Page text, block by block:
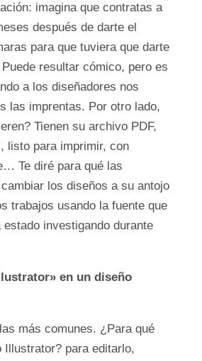
imagina que contratas a
después de darte el
para que tuviera que darte
resultar cómico, pero es
a los diseñadores nos
las imprentas. Por otro lado,
Tienen su archivo PDF,
listo para imprimir, con
Te diré para qué las
los diseños a su antojo
trabajos usando la fuente que
estado investigando durante
en un diseño
más comunes. ¿Para qué
para editarlo,